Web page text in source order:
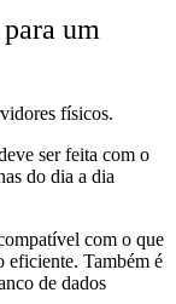
um
ser feita com o
do dia a dia
com o que
eficiente. Também é
de dados